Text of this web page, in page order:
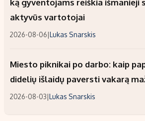
ką gyventojams reiškia išmanieji
aktyvūs vartotojai
2026-08-06|Lukas Snarskis
Miesto piknikai po darbo: kaip
didelių išlaidų paversti vakarą
2026-08-03|Lukas Snarskis